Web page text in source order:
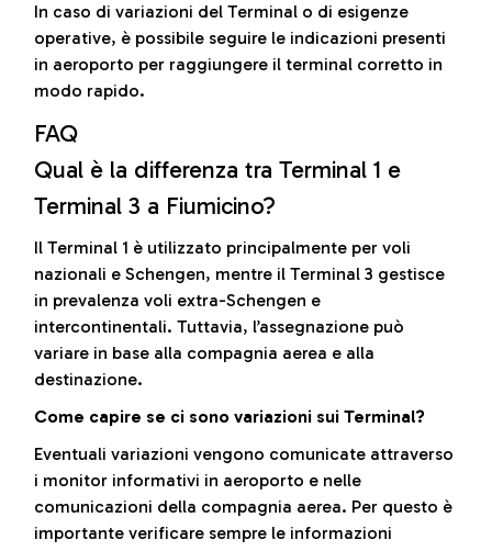
In caso di variazioni del Terminal o di esigenze
operative, è possibile seguire le indicazioni presenti
in aeroporto per raggiungere il terminal corretto in
modo rapido.
FAQ
Qual è la differenza tra Terminal 1 e
Terminal 3 a Fiumicino?
Il Terminal 1 è utilizzato principalmente per voli
nazionali e Schengen, mentre il Terminal 3 gestisce
in prevalenza voli extra-Schengen e
intercontinentali. Tuttavia, l’assegnazione può
variare in base alla compagnia aerea e alla
destinazione.
Come capire se ci sono variazioni sui Terminal?
Eventuali variazioni vengono comunicate attraverso
i monitor informativi in aeroporto e nelle
comunicazioni della compagnia aerea. Per questo è
importante verificare sempre le informazioni